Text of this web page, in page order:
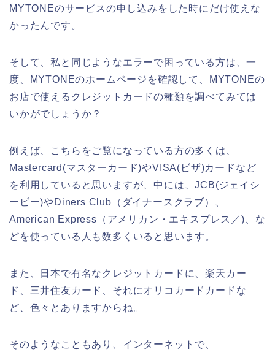
MYTONEのサービスの申し込みをした時にだけ使えな
かったんです。
そして、私と同じようなエラーで困っている方は、一
度、MYTONEのホームページを確認して、MYTONEの
お店で使えるクレジットカードの種類を調べてみては
いかがでしょうか？
例えば、こちらをご覧になっている方の多くは、
Mastercard(マスターカード)やVISA(ビザ)カードなど
を利用していると思いますが、中には、JCB(ジェイシ
ービー)やDiners Club（ダイナースクラブ）、
American Express（アメリカン・エキスプレス／)、な
どを使っている人も数多くいると思います。
また、日本で有名なクレジットカードに、楽天カー
ド、三井住友カード、それにオリコカードカードな
ど、色々とありますからね。
そのようなこともあり、インターネットで、